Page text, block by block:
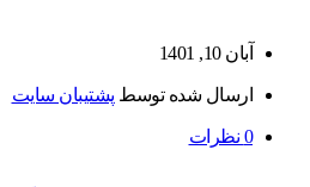
آبان 10, 1401
ارسال شده توسط پشتیبان سایت
0 نظرات